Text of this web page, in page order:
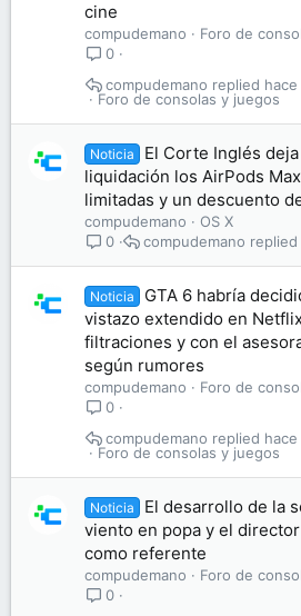
cine
compudemano
Foro de
0
Foro de consolas y juegos
compudemano
Noticia
El Corte Inglés
liquidación los AirPods
limitadas y un descuento
compudemano
OS X
0
compudemano
Noticia
GTA 6 habría
vistazo extendido en
filtraciones y con el
según rumores
compudemano
Foro de
0
Foro de consolas y juegos
compudemano
Noticia
El desarrollo de la
viento en popa y el
como referente
compudemano
Foro de
0